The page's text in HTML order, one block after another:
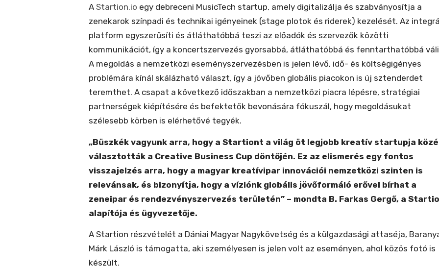
A Startion.io egy debreceni MusicTech startup, amely digitalizálja és szabványosítja a
zenekarok színpadi és technikai igényeinek (stage plotok és riderek) kezelését. Az
platform egyszerűsíti és átláthatóbbá teszi az előadók és szervezők közötti
kommunikációt, így a koncertszervezés gyorsabbá, átláthatóbbá és fenntarthatóbbá
A megoldás a nemzetközi eseményszervezésben is jelen lévő, idő- és költségigényes
problémára kínál skálázható választ, így a jövőben globális piacokon is új sztenderdet
teremthet. A csapat a következő időszakban a nemzetközi piacra lépésre, stratégiai
partnerségek kiépítésére és befektetők bevonására fókuszál, hogy megoldásukat
szélesebb körben is elérhetővé tegyék.
„Büszkék vagyunk arra, hogy a Startiont a világ öt legjobb kreatív startupja közé
választották a Creative Business Cup döntőjén. Ez az elismerés egy fontos
visszajelzés arra, hogy a magyar kreatívipar innovációi nemzetközi szinten is
relevánsak, és bizonyítja, hogy a víziónk globális jövőformáló erővel bírhat a
zeneipar és rendezvényszervezés területén” – mondta B. Farkas Gergő, a
alapítója és ügyvezetője.
A Startion részvételét a Dániai Magyar Nagykövetség és a külgazdasági attaséja,
Márk László is támogatta, aki személyesen is jelen volt az eseményen, ahol közös fotó is
készült.